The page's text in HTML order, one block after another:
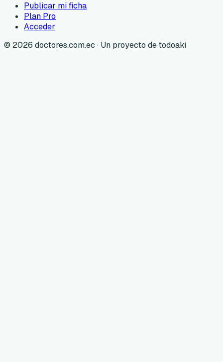
Publicar mi ficha
Plan Pro
Acceder
© 2026 doctores.com.ec · Un proyecto de todoaki